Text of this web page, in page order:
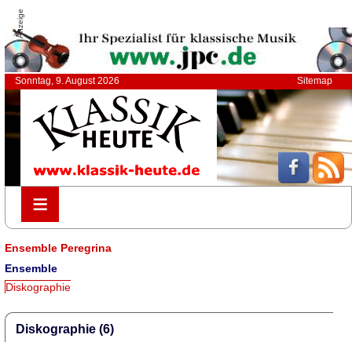
Anzeige
Sonntag, 9. August 2026 Sitemap
≡
≡
Ensemble Peregrina
Ensemble
Diskographie
Diskographie (6)